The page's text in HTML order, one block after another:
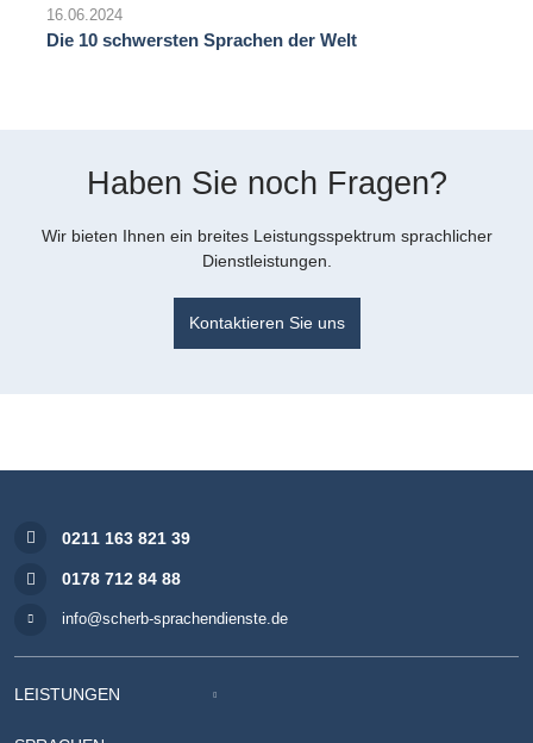
16.06.2024
Die 10 schwersten Sprachen der Welt
Haben Sie noch Fragen?
Wir bieten Ihnen ein breites Leistungsspektrum sprachlicher
Dienstleistungen.
Kontaktieren Sie uns
0211 163 821 39
0178 712 84 88
info@scherb-sprachendienste.de
LEISTUNGEN